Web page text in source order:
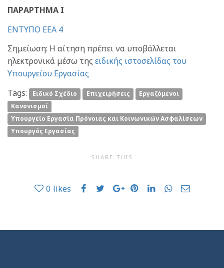
ΠΑΡΑΡΤΗΜΑ Ι
ΕΝΤΥΠΟ ΕΕΑ 4
Σημείωση: Η αίτηση πρέπει να υποβάλλεται
ηλεκτρονικά μέσω της ειδικής ιστοσελίδας του
Υπουργείου Εργασίας
Tags:
Ειδικό Σχέδιο Επιχειρήσεις
Εργαζόμενοι
Κανονισμοί
Υπουργείο Εργασία Πρόνοιας και Κοινωνικών Ασφαλίσεων
Υπουργός Εργασίας
SHARE THIS
0 likes